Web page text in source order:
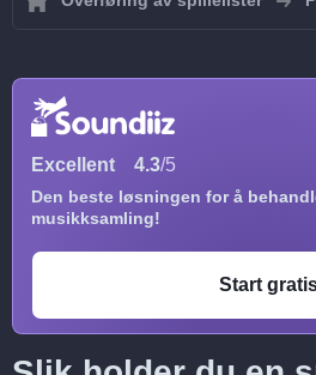
Excellent 4.3/5
Den beste løsningen for å
musikksamling!
Start